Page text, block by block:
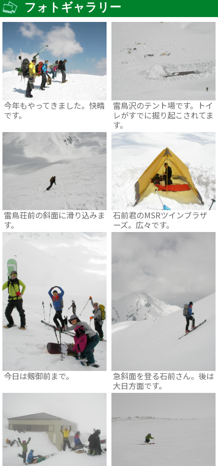
フォトギャラリー
今年もやってきました。快晴
です。
雷鳥沢のテント場です。トイ
レがすでに掘り起こされてま
す。
雷鳥荘前の斜面に滑り込みま
す。
石前君のMSRツインブラザ
ーズ。広々です。
今日は剱御前まで。
急斜面を登る石前さん。後は
大日方面です。